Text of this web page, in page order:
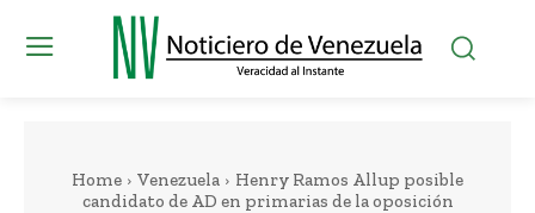
Home Venezuela
Henry Ramos Allup posible
candidato de AD en primarias de la oposición